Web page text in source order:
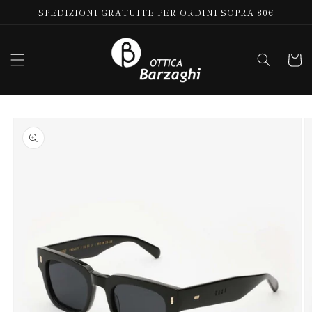
direttamente
SPEDIZIONI GRATUITE PER ORDINI SOPRA 80€
Carrello
informazioni
sul prodotto